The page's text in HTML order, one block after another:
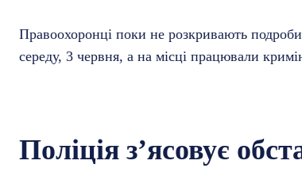
Правоохоронці поки не розкривають
середу, 3 червня, а на місці працювали
Поліція з’ясовує